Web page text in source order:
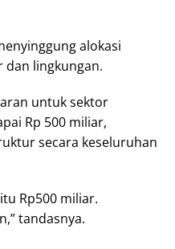
alokasi
dan lingkungan.
untuk sektor
Rp 500 miliar,
secara keseluruhan
Rp500 miliar.
tandasnya.